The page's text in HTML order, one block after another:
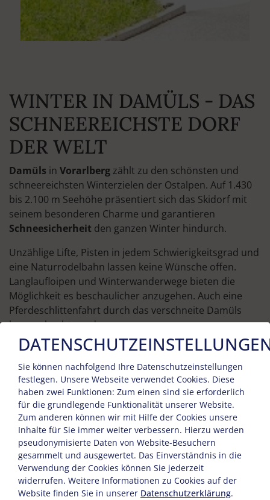
WINTER IN DAMÜLS - DAS
SCHNEEREICHSTE DORF
DER WELT
Damüls in Vorarlberg zählt zu den schönsten und
schneereichsten Winterzielen der Ostalpen. Auf 1.430
bis 2.100 m Seehöhe präsentiert sich das Skidorf mit
seinem besonderen Charme und garantieren
Schneesicherheit den ganzen Winter hindurch.
Unzählige Lifte, Pisten in jedem Schwierigkeitsgrad und
eine Naturrodelbahn lassen keine Wünsche offen.
Langlaufloipen und Winterwanderwege bieten die
Möglichkeit es beschaulicher anzugehen. Auch eine
Pferdeschlittenfahrt durch das verschneite Damüls
kann gebucht werden.
Sie können nachfolgend Ihre Datenschutzeinstellungen
festlegen. Unsere Webseite verwendet Cookies. Diese
haben zwei Funktionen: Zum einen sind sie erforderlich
für die grundlegende Funktionalität unserer Website.
Zum anderen können wir mit Hilfe der Cookies unsere
Inhalte für Sie immer weiter verbessern. Hierzu werden
pseudonymisierte Daten von Website-Besuchern
gesammelt und ausgewertet. Das Einverständnis in die
Verwendung der Cookies können Sie jederzeit
widerrufen. Weitere Informationen zu Cookies auf der
Website finden Sie in unserer Datenschutzerklärung.